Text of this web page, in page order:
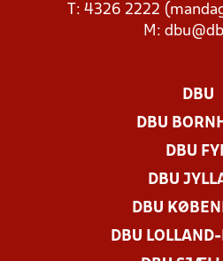
T: 4326 2222
M:
DBU
DBU
DBU
DBU
DBU
DBU